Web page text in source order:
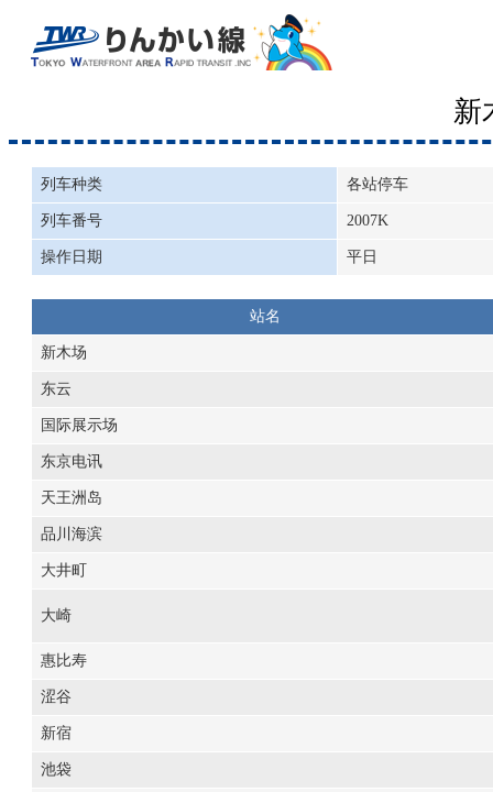
新
列车种类 各站停车
列车番号 2007K
操作日期 平日
站名
新木场
东云
国际展示场
东京电讯
天王洲岛
品川海滨
大井町
大崎
惠比寿
涩谷
新宿
池袋